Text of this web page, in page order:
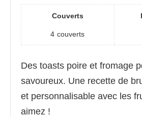
Couverts
4 couverts
Des toasts poire et fromage
savoureux. Une recette de
et personnalisable avec les
aimez !